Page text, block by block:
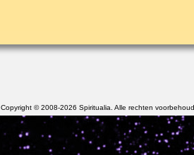
Copyright © 2008-2026 Spiritualia. Alle rechten